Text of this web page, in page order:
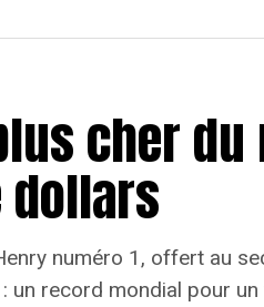
cher du
numéro 1, offert au
un record mondial pour